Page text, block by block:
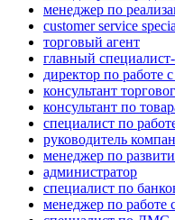
менеджер по
customer service
торговый агент
главный
директор по работе
консультант
консультант по
специалист по
руководитель
менеджер по
администратор
специалист по
менеджер по работе